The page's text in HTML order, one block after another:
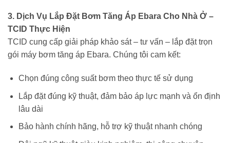
3. Dịch Vụ Lắp Đặt Bơm Tăng Áp Ebara Cho Nhà Ở –
TCID Thực Hiện
TCID cung cấp giải pháp khảo sát – tư vấn – lắp đặt trọn
gói máy bơm tăng áp Ebara. Chúng tôi cam kết:
Chọn đúng công suất bơm theo thực tế sử dụng
Lắp đặt đúng kỹ thuật, đảm bảo áp lực mạnh và ổn định
lâu dài
Bảo hành chính hãng, hỗ trợ kỹ thuật nhanh chóng